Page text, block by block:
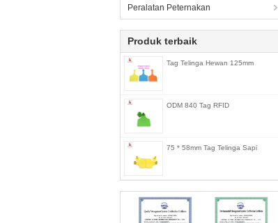
Peralatan Peternakan
Produk terbaik
Tag Telinga Hewan 125mm
ODM 840 Tag RFID
75 * 58mm Tag Telinga Sapi